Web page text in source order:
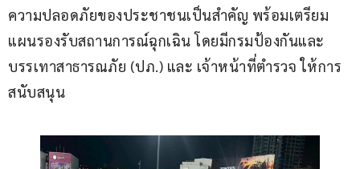
ความปลอดภัยของประชาชนเป็นสำคัญ พร้อมเตรียม
แผนรองรับสถานการณ์ฉุกเฉิน โดยมีกรมป้องกันและ
บรรเทาสาธารณภัย (ปภ.) และ เจ้าหน้าที่ตำรวจ ให้การ
สนับสนุน